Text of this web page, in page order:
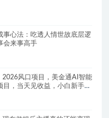
事心法：吃透人情世故底层逻
会来事高手
2026风口项目，美金通AI智能
目，当天见收益，小白新手可